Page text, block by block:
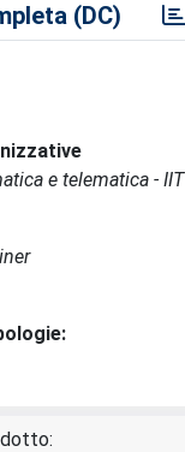
(DC)
e telematica - IIT